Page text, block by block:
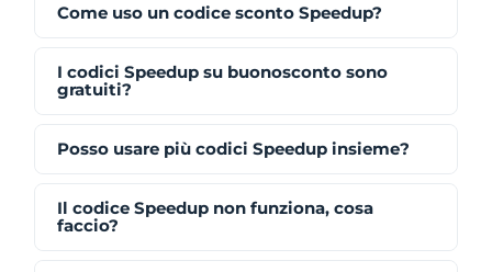
Come uso un codice sconto Speedup?
I codici Speedup su buonosconto sono
gratuiti?
Posso usare più codici Speedup insieme?
Il codice Speedup non funziona, cosa
faccio?